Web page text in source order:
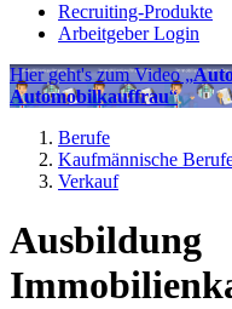
Recruiting-Produkte
Arbeitgeber Login
Hier geht's zum Video „
Automobilkauffrau“
Berufe
Kaufmännische
Verkauf
Ausbildung